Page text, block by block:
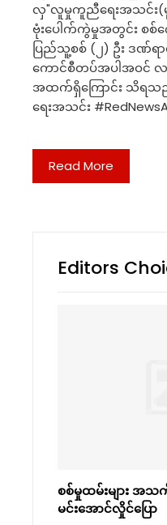
လှ"လူမှုကူညီရေးအသင်း
ဗုံးပေါက်ကွဲမှုအတွင်း စ
ပြည်သူ့စစ် (၂) ဦး ဒဏ်ရ
ကောင်စီတပ်အပါအဝင်
အထက်ရှိကြောင်း သိရသ
ရေးအသင်း
Read More
Editors
စစ်မှုထမ်းများ အသ
မင်းအောင်လှိုင်ပြော